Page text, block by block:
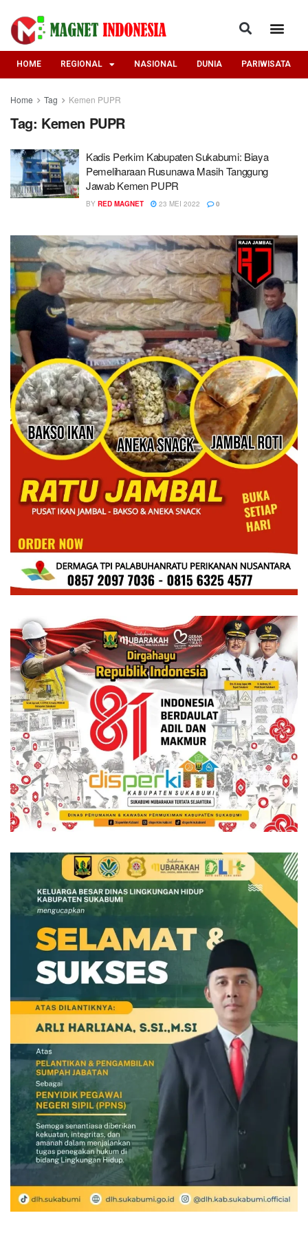
HOME REGIONAL NASIONAL DUNIA PARIWISATA
Home Tag Kemen PUPR
Tag: Kemen PUPR
Kadis Perkim Kabupaten Sukabumi: Biaya
Pemeliharaan Rusunawa Masih Tanggung
Jawab Kemen PUPR
BY RED MAGNET 23 MEI 2022 0